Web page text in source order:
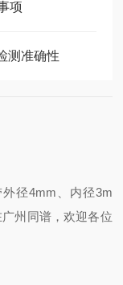
项
测准确性
径4mm、内径3m
州同谱，欢迎各位